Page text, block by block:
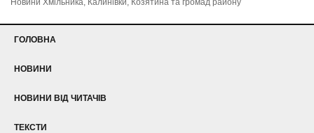
Новини Хмільника, Калинівки, Козятина та громад району
ГОЛОВНА
НОВИНИ
НОВИНИ ВІД ЧИТАЧІВ
ТЕКСТИ